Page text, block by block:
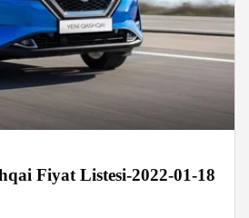
Fiyat Listesi-2022-01-18